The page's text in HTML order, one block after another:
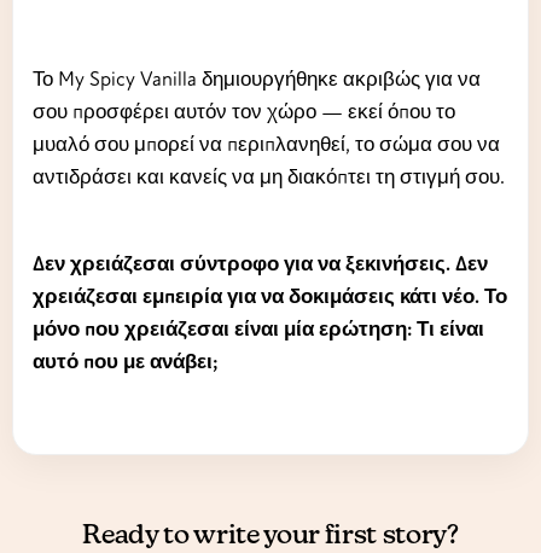
Το My Spicy Vanilla δημιουργήθηκε ακριβώς για να
σου προσφέρει αυτόν τον χώρο — εκεί όπου το
μυαλό σου μπορεί να περιπλανηθεί, το σώμα σου να
αντιδράσει και κανείς να μη διακόπτει τη στιγμή σου.
Δεν χρειάζεσαι σύντροφο για να ξεκινήσεις. Δεν
χρειάζεσαι εμπειρία για να δοκιμάσεις κάτι νέο. Το
μόνο που χρειάζεσαι είναι μία ερώτηση: Τι είναι
αυτό που με ανάβει;
Ready to write your first story?